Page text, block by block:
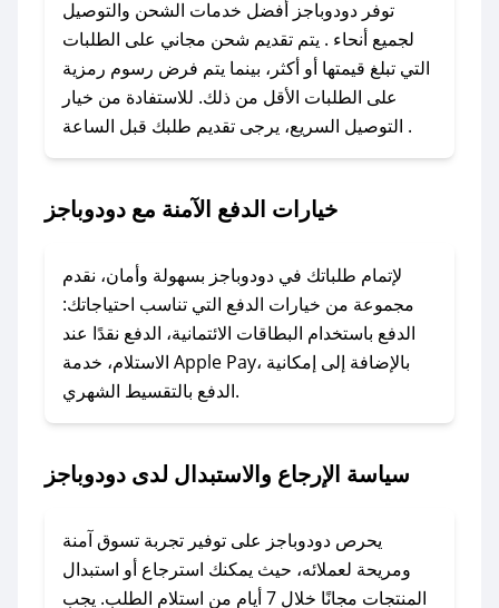
تواصل معنا عبر تويتر أو البريد الإلكتروني لإضافته
بسرعة.
### كيفية استخدام كود خصم دودوباجز؟
1. انسخ كود الخصم من تطبيق صحصح.
2. الصقه في خانة الدفع عند التسوق من دودوباجز.
### ماذا أفعل إذا لم يعمل كود الخصم؟
الرسائل الخاصة على تويتر أو البريد الإلكتروني،
وسنقوم بحل المشكلة في أسرع وقت ممكن.
### ماذا أفعل إذا لم أجد كود خصم لمتجري
المفضل؟
في حال عدم توفر كوبونات لمتجرك المفضل، يمكنك
أسرع وقت ممكن.
### كيف تحصل على كوبونات خصم حصرية من
دودوباجز؟
للحصول على كوبونات وخصومات حصرية، قم بما
توفر دودوباجز أفضل خدمات الشحن والتوصيل
لجميع أنحاء . يتم تقديم شحن مجاني على الطلبات
التي تبلغ قيمتها أو أكثر، بينما يتم فرض رسوم رمزية
على الطلبات الأقل من ذلك. للاستفادة من خيار
التوصيل السريع، يرجى تقديم طلبك قبل الساعة .
خيارات الدفع الآمنة مع دودوباجز
لإتمام طلباتك في دودوباجز بسهولة وأمان، نقدم
مجموعة من خيارات الدفع التي تناسب احتياجاتك:
الدفع باستخدام البطاقات الائتمانية، الدفع نقدًا عند
الاستلام، خدمة Apple Pay، بالإضافة إلى إمكانية
الدفع بالتقسيط الشهري.
سياسة الإرجاع والاستبدال لدى دودوباجز
يحرص دودوباجز على توفير تجربة تسوق آمنة
ومريحة لعملائه، حيث يمكنك استرجاع أو استبدال
المنتجات مجانًا خلال 7 أيام من استلام الطلب. يجب